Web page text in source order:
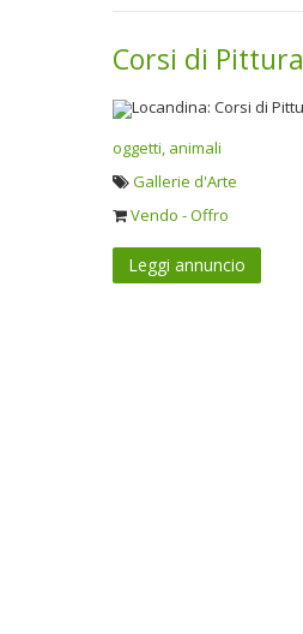
Corsi di Pittura
oggetti, animali
Gallerie d'Arte
Vendo - Offro
Leggi annuncio